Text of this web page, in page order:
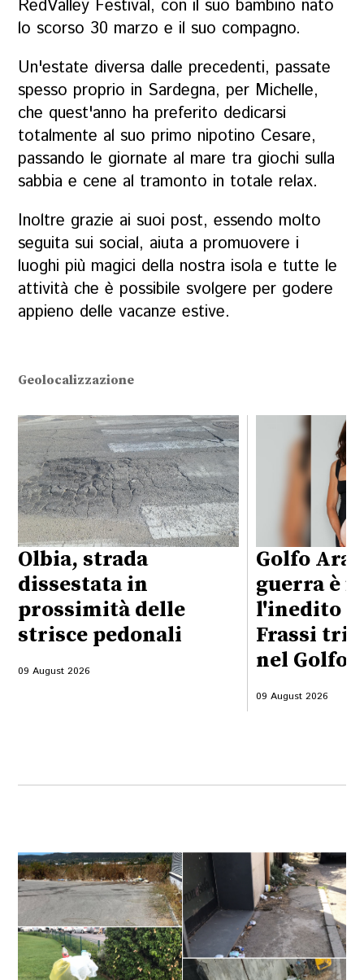
RedValley Festival, con il suo bambino nato
lo scorso 30 marzo e il suo compagno.
Un'estate diversa dalle precedenti, passate
spesso proprio in Sardegna, per Michelle,
che quest'anno ha preferito dedicarsi
totalmente al suo primo nipotino Cesare,
passando le giornate al mare tra giochi sulla
sabbia e cene al tramonto in totale relax.
Inoltre grazie ai suoi post, essendo molto
seguita sui social, aiuta a promuovere i
luoghi più magici della nostra isola e tutte le
attività che è possibile svolgere per godere
appieno delle vacanze estive.
Geolocalizzazione
Olbia, strada
dissestata in
prossimità delle
strisce pedonali
09 August 2026
Golfo
guerra è
l'inedito
Frassi
nel Golfo
09 August 2026